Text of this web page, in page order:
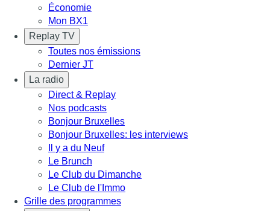
Économie
Mon BX1
Replay TV
Toutes nos émissions
Dernier JT
La radio
Direct & Replay
Nos podcasts
Bonjour Bruxelles
Bonjour Bruxelles: les interviews
Il y a du Neuf
Le Brunch
Le Club du Dimanche
Le Club de l'Immo
Grille des programmes